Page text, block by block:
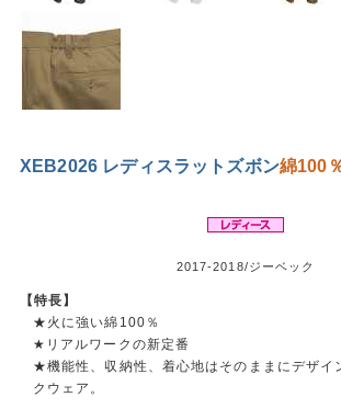
XEB2026 レディスラットズボン綿100
2017-2018/ジーベック
【特長】
★火に強い綿100％
★リアルワークの新定番
★機能性、収納性、着心地はそのままにデザイ
クウェア。